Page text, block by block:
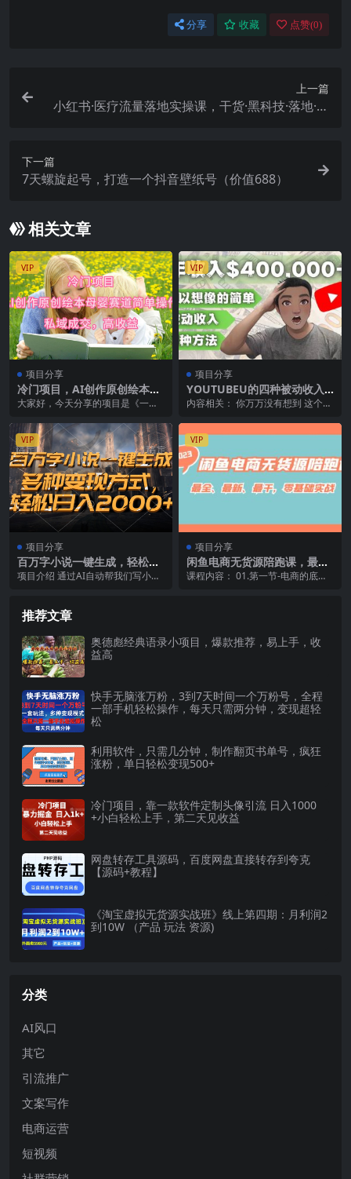
分享 收藏 点赞(0)
上一篇
小红书·医疗流量落地实操课，干货·黑科技·落地·实
下一篇
7天螺旋起号，打造一个抖音壁纸号（价值688）
相关文章
VIP
项目分享
冷门项目，AI创作原创绘本母
婴赛道简单操作，私域成交，
大家好，今天分享的项目是《一键
单日收益700+》，...
VIP
项目分享
YOUTUBEU的四种被动收入
赚钱方法，被动年入40w+美
内容相关： 你万万没有想到 这个频
一个一张狗的...
VIP
项目分享
百万字小说一键生成，轻松日
入2000+，多种变现方式
项目介绍 通过AI自动帮我们写小
VIP
项目分享
闲鱼电商无货源陪跑课，最
全、最新、最干，零基础实
课程内容： 01.第一节-电商的底层
推荐文章
奥德彪经典语录小项目，爆款推荐，易上手，收
益高
快手无脑涨万粉，3到7天时间一个万粉号，全程
一部手机轻松操作，每天只需两分钟，变现超轻
松
利用软件，只需几分钟，制作翻页书单号，疯狂
涨粉，单日轻松变现500+
冷门项目，靠一款软件定制头像引流 日入1000
+小白轻松上手，第二天见收益
网盘转存工具源码，百度网盘直接转存到夸克
【源码+教程】
《淘宝虚拟无货源实战班》线上第四期：月利润2
到10W （产品 玩法 资源)
分类
AI风口
其它
引流推广
文案写作
电商运营
短视频